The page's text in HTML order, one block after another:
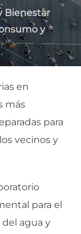
Bienestar
y
en
más
para
vecinos y
para el
agua y